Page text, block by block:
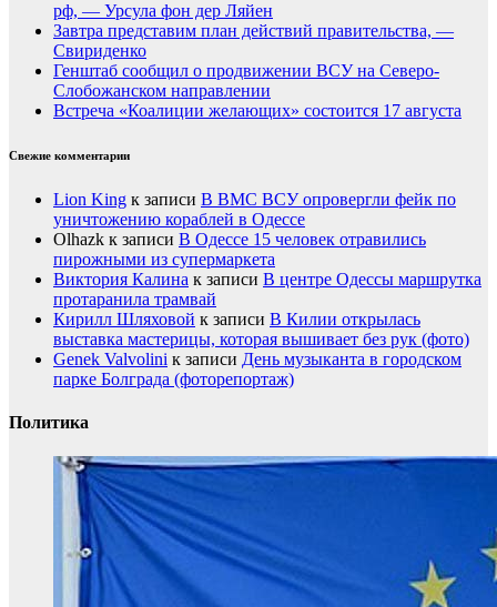
рф, — Урсула фон дер Ляйен
Завтра представим план действий правительства, —
Свириденко
Генштаб сообщил о продвижении ВСУ на Северо-
Слобожанском направлении
Встреча «Коалиции желающих» состоится 17 августа
Свежие комментарии
Lion King к записи В ВМС ВСУ опровергли фейк по
уничтожению кораблей в Одессе
Olhazk к записи В Одессе 15 человек отравились
пирожными из супермаркета
Виктория Калина к записи В центре Одессы маршрутка
протаранила трамвай
Кирилл Шляховой к записи В Килии открылась
выставка мастерицы, которая вышивает без рук (фото)
Genek Valvolini к записи День музыканта в городском
парке Болграда (фоторепортаж)
Политика